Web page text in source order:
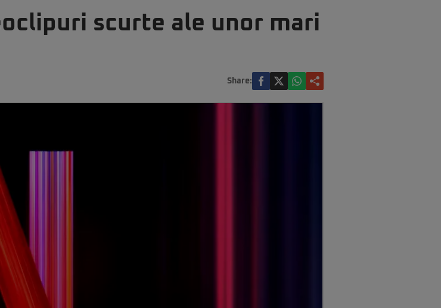
scurte ale unor mari
Share: